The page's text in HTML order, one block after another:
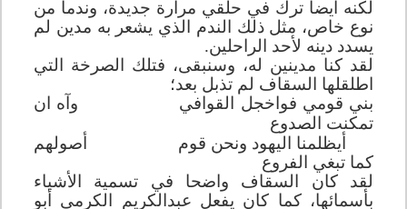
لكنه أيضا ترك في حلقي مرارة جديدة، وندما من
نوع خاص، مثل ذلك الندم الذي يشعر به مدين لم
يسدد دينه لأحد الراحلين.
لقد كنا مدينين له، وسنبقى، فتلك الصرخة التي
اطلقلها السقاف لم تذبل بعد؛
بني قومي فواخجل القوافي
وآه ان
تمكنت الصدوع
أيظلمنا اليهود ونحن قوم
أصولهم
كما تبغي الفروع
لقد كان السقاف واضحا في تسمية الأشياء
بأسمائها، كما كان يفعل عبدالكريم الكرمي أبو